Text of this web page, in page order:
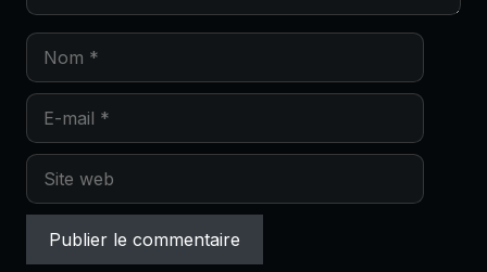
Nom
E-
mail
Site
web